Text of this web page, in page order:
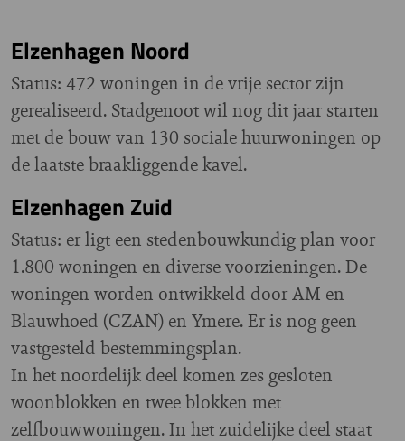
Elzenhagen Noord
Status: 472 woningen in de vrije sector zijn
gerealiseerd. Stadgenoot wil nog dit jaar starten
met de bouw van 130 sociale huurwoningen op
de laatste braakliggende kavel.
Elzenhagen Zuid
Status: er ligt een stedenbouwkundig plan voor
1.800 woningen en diverse voorzieningen. De
woningen worden ontwikkeld door AM en
Blauwhoed (CZAN) en Ymere. Er is nog geen
vastgesteld bestemmingsplan.
In het noordelijk deel komen zes gesloten
woonblokken en twee blokken met
zelfbouwwoningen. In het zuidelijke deel staat